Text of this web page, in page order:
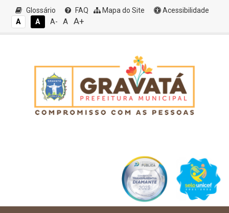
Glossário FAQ Mapa do Site
Acessibilidade
A
A A- A A+